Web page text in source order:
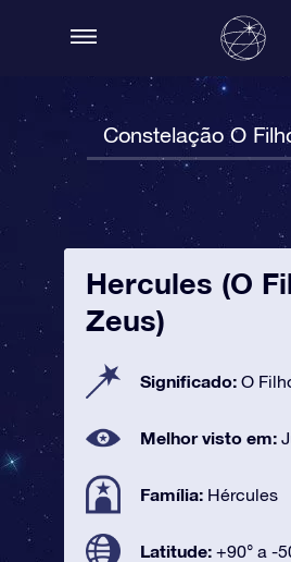
Constelação O
Hercules (O
Zeus)
Significado: O
Melhor visto em:
Família: Hércules
Latitude: +90° a -